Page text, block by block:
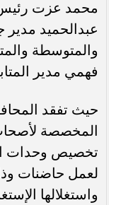
محمد عزت
عبدالحميد مدير
والمتوسطة
فهمي مدير
حيث تفقد
المخصصة
تخصيص وحدات
لعمل حاضنات
واستغلالها